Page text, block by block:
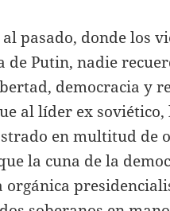
pasado, donde los
de Putin, nadie
democracia y
al líder ex soviético,
en multitud de
la cuna de la
orgánica